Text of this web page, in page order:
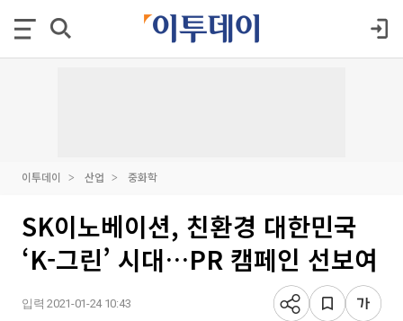
이투데이 산업 중화학
SK이노베이션, 친환경 대한민국
‘K-그린’ 시대…PR 캠페인 선보여
입력 2021-01-24 10:43